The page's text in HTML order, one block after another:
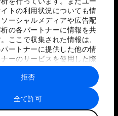
トの利用状況についても情
ーシャルメディアや広告配
の各パートナーに情報を共
ここで収集された情報は、
ートナーに提供した他の情
ーのサービスを使用した際
情報と組み合わされ、各パー
使用されることがありま
全て許可
拒否
シーと利用規約
マップ